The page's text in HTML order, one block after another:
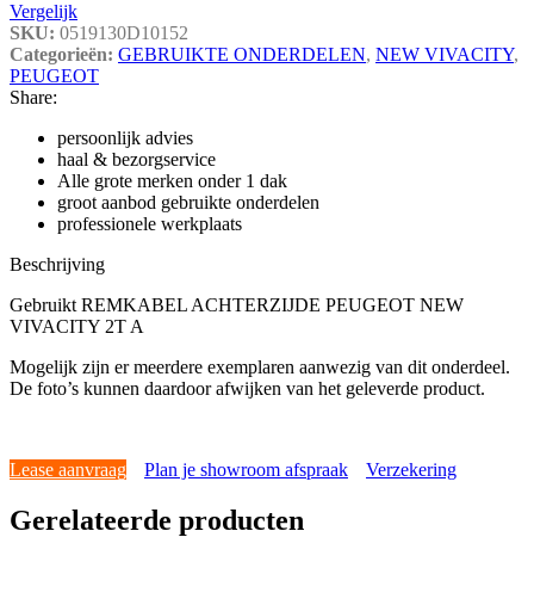
Vergelijk
SKU: 0519130D10152
Categorieën: GEBRUIKTE ONDERDELEN, NEW VIVACITY,
PEUGEOT
Share:
persoonlijk advies
haal & bezorgservice
Alle grote merken onder 1 dak
groot aanbod gebruikte onderdelen
professionele werkplaats
Beschrijving
Gebruikt REMKABEL ACHTERZIJDE PEUGEOT NEW
VIVACITY 2T A
Mogelijk zijn er meerdere exemplaren aanwezig van dit onderdeel.
De foto’s kunnen daardoor afwijken van het geleverde product.
Lease aanvraag Plan je showroom afspraak Verzekering
Gerelateerde producten